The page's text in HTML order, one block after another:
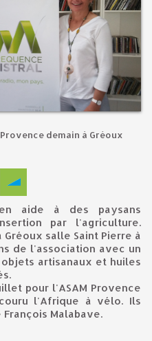
demain à Gréoux
par l'agriculture.
salle Saint Pierre à
de l'association avec un
artisanaux et huiles
pour l'ASAM Provence
l'Afrique à vélo. Ils
Malabave.